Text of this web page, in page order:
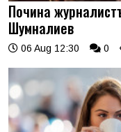
Почина
Шумналиев
06 Aug 12:30 0